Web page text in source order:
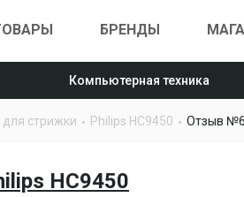
БРЕНДЫ
Компьютерная техника
стрижки Philips HC9450 Отзыв
HC9450